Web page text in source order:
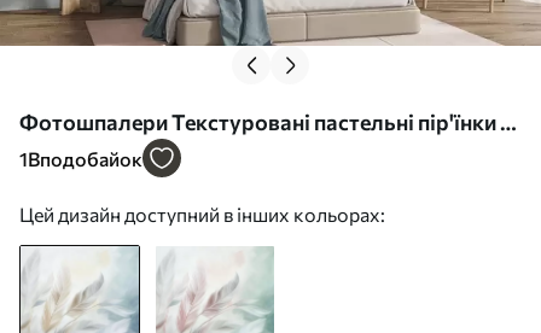
Фотошпалери Текстуровані пастельні пір'їнки з
м'якими, розмитими краями на тлі у стилі
1Вподобайок
Цей дизайн доступний в інших кольорах: